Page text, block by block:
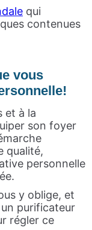
qui
contenues
vous
et à la
son foyer
qualité,
personnelle
y oblige, et
purificateur
régler ce